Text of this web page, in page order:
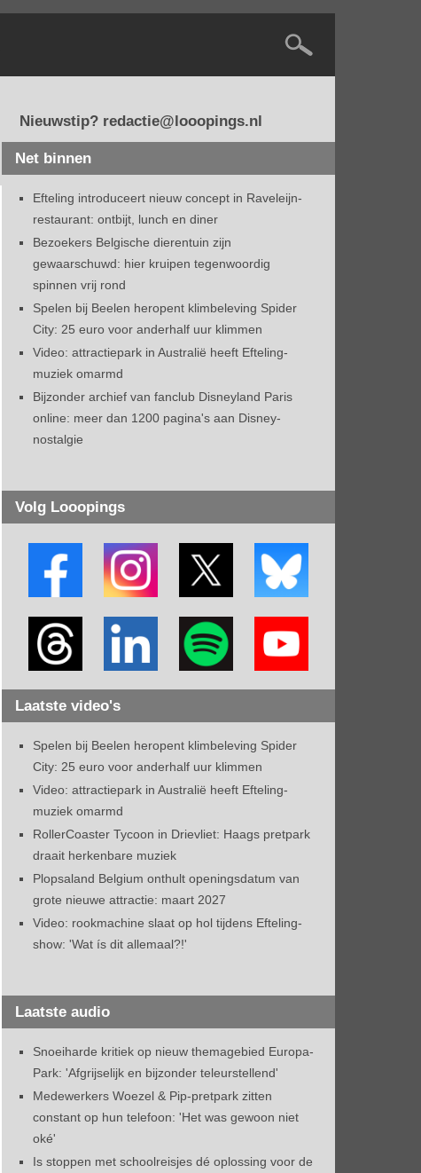
Nieuwstip? redactie@looopings.nl
Net binnen
Efteling introduceert nieuw concept in Raveleijn-
restaurant: ontbijt, lunch en diner
Bezoekers Belgische dierentuin zijn
gewaarschuwd: hier kruipen tegenwoordig
spinnen vrij rond
Spelen bij Beelen heropent klimbeleving Spider
City: 25 euro voor anderhalf uur klimmen
Video: attractiepark in Australië heeft Efteling-
muziek omarmd
Bijzonder archief van fanclub Disneyland Paris
online: meer dan 1200 pagina's aan Disney-
nostalgie
Volg Looopings
Laatste video's
Spelen bij Beelen heropent klimbeleving Spider
City: 25 euro voor anderhalf uur klimmen
Video: attractiepark in Australië heeft Efteling-
muziek omarmd
RollerCoaster Tycoon in Drievliet: Haags pretpark
draait herkenbare muziek
Plopsaland Belgium onthult openingsdatum van
grote nieuwe attractie: maart 2027
Video: rookmachine slaat op hol tijdens Efteling-
show: 'Wat ís dit allemaal?!'
Laatste audio
Snoeiharde kritiek op nieuw themagebied Europa-
Park: 'Afgrijselijk en bijzonder teleurstellend'
Medewerkers Woezel & Pip-pretpark zitten
constant op hun telefoon: 'Het was gewoon niet
oké'
Is stoppen met schoolreisjes dé oplossing voor de